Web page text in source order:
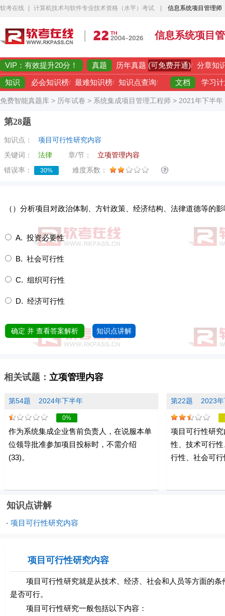
软考在线 计算机技术与软件专业技术资格（水平）考试 信息系统项目管理师
信息系统项目
VIP：有效提升20分！ 真题 历年真题 (可免费开通)/ 分章知
知识 必会知识榜/ 最难知识榜/ 知识点查询/ 文档 学习
免费智能真题库 > 历年试卷 > 系统集成项目管理工程师 > 2021年下半
第28题
知识点：
项目可行性研究内容
关键词：
法律 章/节：
立项管理内容
错误率：
30% 难度系数：
（）分析项目对政治体制、方针政策、经济结构、法律道德等的
A. 投资必要性
B. 社会可行性
C. 组织可行性
D. 经济可行性
确定 并 查看答案解析 知识点讲解
相关试题： 立项管理内容
第54题 2024年下半年
0%
作为系统集成企业售前负责人，在说服本单
位领导批准参加项目投标时，不需介绍
(33)。
第22题 2023
项目可行性研
性、技术可行
行性、社会可
知识点讲解
· 项目可行性研究内容
项目可行性研究内容
项目可行性研究就是从技术、经济、社会和人员等方面的条
是否可行。
项目可行性研究一般包括以下内容：